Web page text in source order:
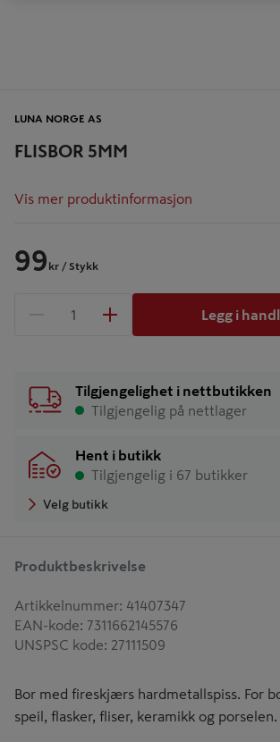
FLISBOR 5MM
LUNA NORGE AS
Vis mer produktinformasjon
99 kr / Stykk
1 produkter
Legg i
Tilgjengelighet i nettbutikken
Tilgjengelig på nettlager
Hent i butikk
Tilgjengelig i 67 butikker
Velg butikk
Produktbeskrivelse
Artikkelnummer: 41407347
EAN-kode: 7311662145576
UNSPSC kode: 27111509
Bor med fireskjærs hardmetallspiss. For
speil, flasker, fliser, keramikk og porselen.